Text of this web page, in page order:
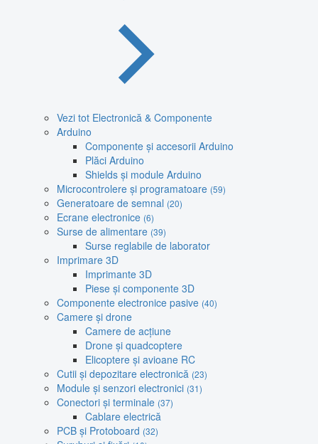
Vezi tot Electronică & Componente
Arduino
Componente și accesorii Arduino
Plăci Arduino
Shields și module Arduino
Microcontrolere și programatoare (59)
Generatoare de semnal (20)
Ecrane electronice (6)
Surse de alimentare (39)
Surse reglabile de laborator
Imprimare 3D
Imprimante 3D
Piese și componente 3D
Componente electronice pasive (40)
Camere și drone
Camere de acțiune
Drone și quadcoptere
Elicoptere și avioane RC
Cutii și depozitare electronică (23)
Module și senzori electronici (31)
Conectori și terminale (37)
Cablare electrică
PCB și Protoboard (32)